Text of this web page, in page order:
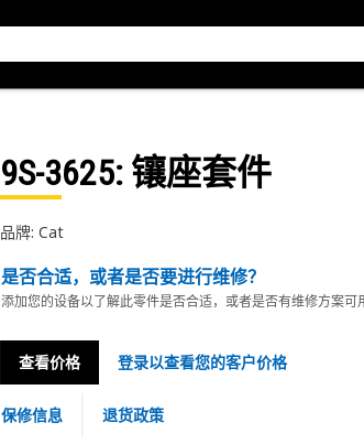
9S-3625: 镶座套件
品牌: Cat
是否合适，或者是否要进行维修？
添加您的设备以了解此零件是否合适，或者是否有维修方案可
查看价格 登录以查看您的客户价格
保修信息 退货政策